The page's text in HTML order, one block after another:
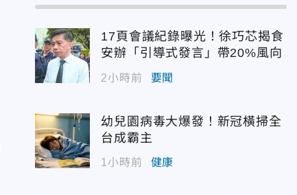
17頁會議紀錄曝光！徐巧芯揭食
安辦「引導式發言」帶20%風向
2小時前 要聞
幼兒園病毒大爆發！新冠橫掃全
台成霸主
1小時前 健康